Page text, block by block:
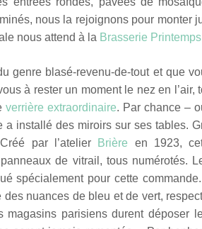
nous la rejoignons pour monter
nous attend à la Brasserie Printemps
genre blasé-revenu-de-tout et que
à rester un moment le nez en
verrière extraordinaire. Par chance –
a installé des miroirs sur ses tables.
par l’atelier
Brière en 1923,
de vitrail, tous numérotés.
spécialement pour cette
des nuances de bleu et de vert,
magasins parisiens durent déposer